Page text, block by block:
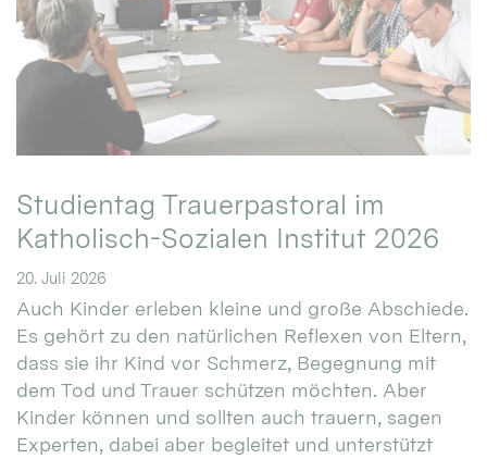
Studientag Trauerpastoral im
Katholisch-Sozialen Institut 2026
20. Juli 2026
Auch Kinder erleben kleine und große Abschiede.
Es gehört zu den natürlichen Reflexen von Eltern,
dass sie ihr Kind vor Schmerz, Begegnung mit
dem Tod und Trauer schützen möchten. Aber
Kinder können und sollten auch trauern, sagen
Experten, dabei aber begleitet und unterstützt